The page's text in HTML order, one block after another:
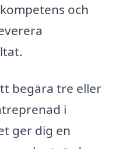
och
begära tre eller
i
ger dig en